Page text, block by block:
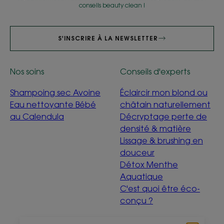
conseils beauty clean !
S'INSCRIRE À LA NEWSLETTER
Nos soins
Shampoing sec Avoine
Eau nettoyante Bébé
au Calendula
Conseils d'experts
Éclaircir mon blond ou
châtain naturellement
Décryptage perte de
densité & matière
Lissage & brushing en
douceur
Détox Menthe
Aquatique
C'est quoi être éco-
conçu ?